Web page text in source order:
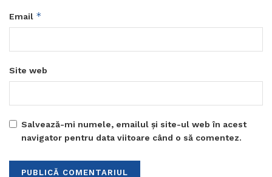
Email *
Site web
Salvează-mi numele, emailul și site-ul web în acest
navigator pentru data viitoare când o să comentez.